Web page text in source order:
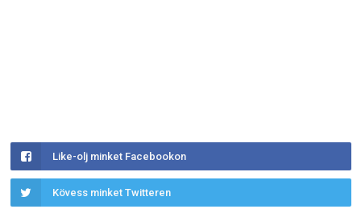
Like-olj minket Facebookon
Kövess minket Twitteren